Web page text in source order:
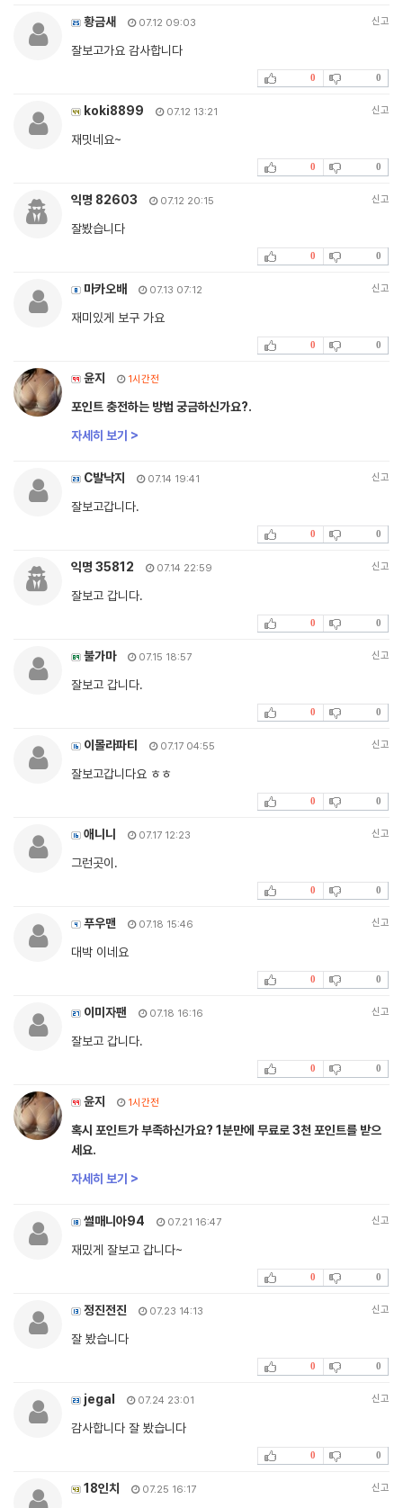
황금새 07.12 09:03 신고
잘보고가요 감사합니다
0 0
koki8899 07.12 13:21 신고
재밋네요~
0 0
익명 82603 07.12 20:15 신고
잘봤습니다
0 0
마카오배 07.13 07:12 신고
재미있게 보구 가요
0 0
윤지 1시간전
포인트 충전하는 방법 궁금하신가요?.
자세히 보기 >
C발낙지 07.14 19:41 신고
잘보고갑니다.
0 0
익명 35812 07.14 22:59 신고
잘보고 갑니다.
0 0
불가마 07.15 18:57 신고
잘보고 갑니다.
0 0
이몰라파티 07.17 04:55 신고
잘보고갑니다요 ㅎㅎ
0 0
애니니 07.17 12:23 신고
그런곳이.
0 0
푸우맨 07.18 15:46 신고
대박 이네요
0 0
이미자팬 07.18 16:16 신고
잘보고 갑니다.
0 0
윤지 1시간전
혹시 포인트가 부족하신가요? 1분만에 무료로 3천 포인트를 받으
세요.
자세히 보기 >
썰매니아94 07.21 16:47 신고
재밌게 잘보고 갑니다~
0 0
정진전진 07.23 14:13 신고
잘 봤습니다
0 0
jegal 07.24 23:01 신고
감사합니다 잘 봤습니다
0 0
18인치 07.25 16:17 신고